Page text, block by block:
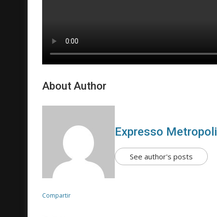
About Author
Expresso
See author's posts
Compartir